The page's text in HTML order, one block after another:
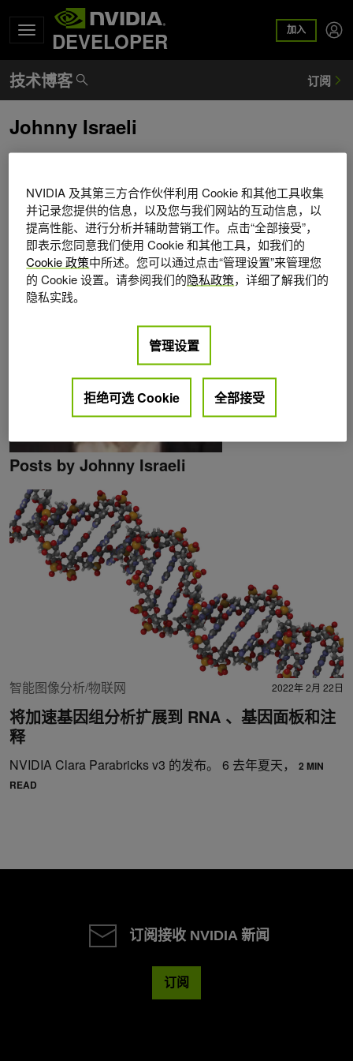
DEVELOPER 加入
Johnny Israeli
顾问，他的论文专注于基因组学的深入学习。他拥有勘萨斯
大学物理学硕士和数学学士学位。
Posts by Johnny Israeli
智能图像分析/物联网 2022年 2月 22日
将加速基因组分析扩展到 RNA 、基因面板和注
释
NVIDIA Clara Parabricks v3 的发布。 6 去年夏天，
2 MIN
READ
订阅接收 NVIDIA 新闻
订阅
NVIDIA 及其第三方合作伙伴利用 Cookie 和其他工具收集
并记录您提供的信息，以及您与我们网站的互动信息，以
提高性能、进行分析并辅助营销工作。点击“全部接受”，
即表示您同意我们使用 Cookie 和其他工具，如我们的
Cookie 政策中所述。您可以通过点击“管理设置”来管理您
的 Cookie 设置。请参阅我们的隐私政策，详细了解我们的
隐私实践。
管理设置
拒绝可选 Cookie 全部接受